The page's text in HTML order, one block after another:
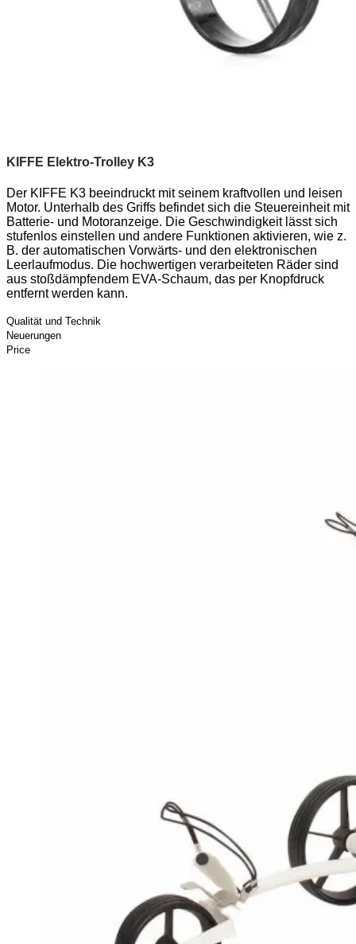
KIFFE Elektro-Trolley K3
Der KIFFE K3 beeindruckt mit seinem kraftvollen und leisen
Motor. Unterhalb des Griffs befindet sich die Steuereinheit mit
Batterie- und Motoranzeige. Die Geschwindigkeit lässt sich
stufenlos einstellen und andere Funktionen aktivieren, wie z.
B. der automatischen Vorwärts- und den elektronischen
Leerlaufmodus. Die hochwertigen verarbeiteten Räder sind
aus stoßdämpfendem EVA-Schaum, das per Knopfdruck
entfernt werden kann.
Qualität und Technik
Neuerungen
Price